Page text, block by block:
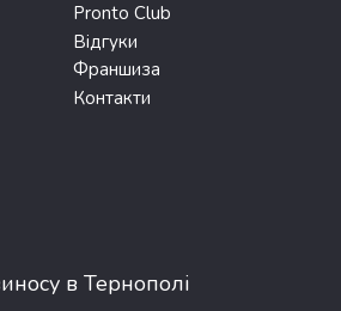
Pronto Club
Відгуки
Франшиза
Контакти
в Тернополі